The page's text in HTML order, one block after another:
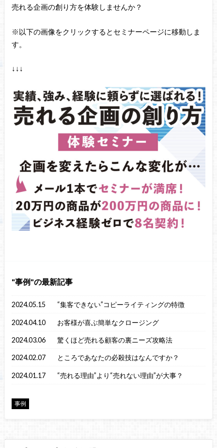
売れる企画の創り方を体験しませんか？
※以下の画像をクリックするとセミナーページに移動しま
す。
↓↓↓
事例 の最新記事
2024.05.15 “集客できない”コピーライティングの特徴
2024.04.10 お客様が喜ぶ簡単なクロージング
2024.03.06 驚くほど売れる顧客の裏ニーズ攻略法
2024.02.07 ところであなたの必殺技はなんですか？
2024.01.17 “売れる理由”より“売れない理由”が大事？
事例